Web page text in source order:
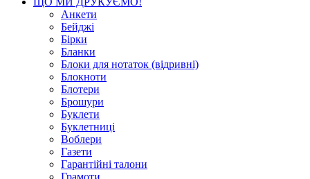
Анкети
Бейджі
Бірки
Бланки
Блоки для нотаток (відривні)
Блокноти
Блотери
Брошури
Буклети
Буклетниці
Воблери
Газети
Гарантійні талони
Грамоти